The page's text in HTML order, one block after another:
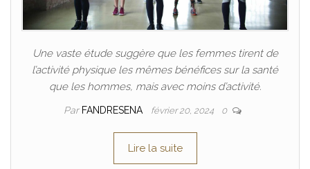
Une vaste étude suggère que les femmes tirent de
l’activité physique les mêmes bénéfices sur la santé
que les hommes, mais avec moins d’activité.
Par FANDRESENA février 20, 2024 0
Lire la suite